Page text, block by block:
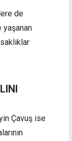
de
yaşanan
Çavuş ise